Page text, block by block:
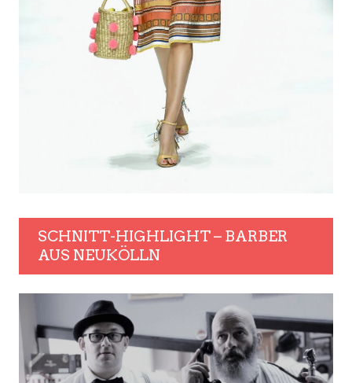
SCHNITT-HIGHLIGHT – BARBER
AUS NEUKÖLLN